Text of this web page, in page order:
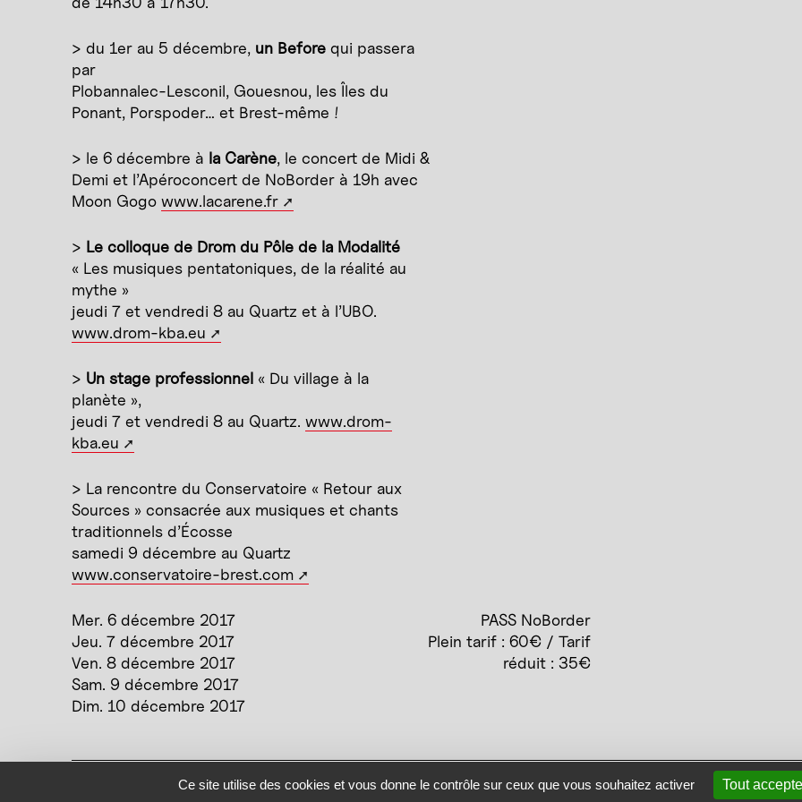
Ce site utilise des cookies et vous donne le contrôle sur ceux que vous souhaitez activer Tout
> du 1er au 5 décembre, un Before qui passera
par
Plobannalec-Lesconil, Gouesnou, les Îles du
Ponant, Porspoder… et Brest-même !
> le 6 décembre à la Carène, le concert de Midi &
Demi et l’Apéroconcert de NoBorder à 19h avec
Moon Gogo www.lacarene.fr
> Le colloque de Drom du Pôle de la Modalité
« Les musiques pentatoniques, de la réalité au
mythe »
jeudi 7 et vendredi 8 au Quartz et à l’UBO.
www.drom-kba.eu
> Un stage professionnel « Du village à la
planète »,
jeudi 7 et vendredi 8 au Quartz. www.drom-
kba.eu
> La rencontre du Conservatoire « Retour aux
Sources » consacrée aux musiques et chants
traditionnels d’Écosse
samedi 9 décembre au Quartz
www.conservatoire-brest.com
Mer. 6 décembre 2017
Jeu. 7 décembre 2017
Ven. 8 décembre 2017
Sam. 9 décembre 2017
Dim. 10 décembre 2017
PASS NoBorder
Plein tarif : 60€ / Tarif
réduit : 35€
Mentions légales Politique de confidentialité Plan du site Se connecter Contact